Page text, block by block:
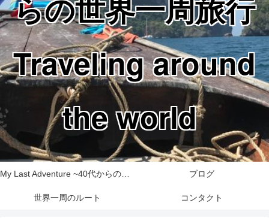
らの世界一周旅行
Traveling around
the world
My Last Adventure ~40代からの世界一周旅行記~ ブログ
世界一周のルート コンタクト